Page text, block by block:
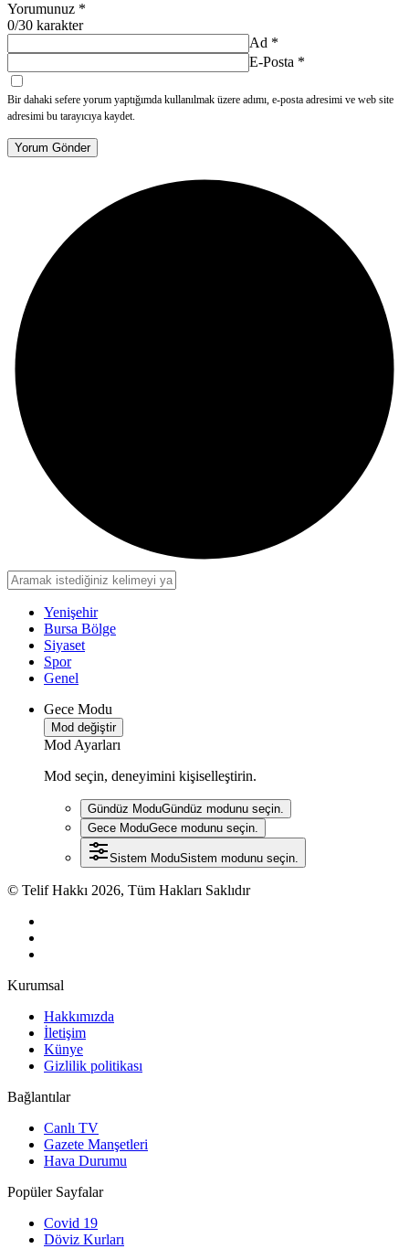
Yorumunuz *
0/30 karakter
Ad *
E-Posta *
Bir dahaki sefere yorum yaptığımda kullanılmak üzere adımı, e-posta adresimi ve web site
adresimi bu tarayıcıya kaydet.
Yorum Gönder
Yenişehir
Bursa Bölge
Siyaset
Spor
Genel
Gece Modu
Mod değiştir
Mod Ayarları
Mod seçin, deneyimini kişiselleştirin.
Gündüz ModuGündüz modunu seçin.
Gece ModuGece modunu seçin.
Sistem ModuSistem modunu seçin.
© Telif Hakkı 2026, Tüm Hakları Saklıdır
Kurumsal
Hakkımızda
İletişim
Künye
Gizlilik politikası
Bağlantılar
Canlı TV
Gazete Manşetleri
Hava Durumu
Popüler Sayfalar
Covid 19
Döviz Kurları